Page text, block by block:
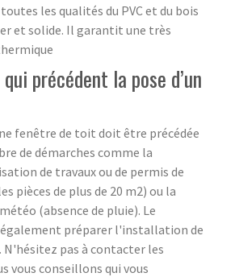
les qualités du PVC et du bois
et solide. Il garantit une très
précédent la pose d’un
fenêtre de toit doit être précédée
de démarches comme la
de travaux ou de permis de
pièces de plus de 20 m2) ou la
(absence de pluie). Le
préparer l'installation de
pas à contacter les
vous conseillons qui vous